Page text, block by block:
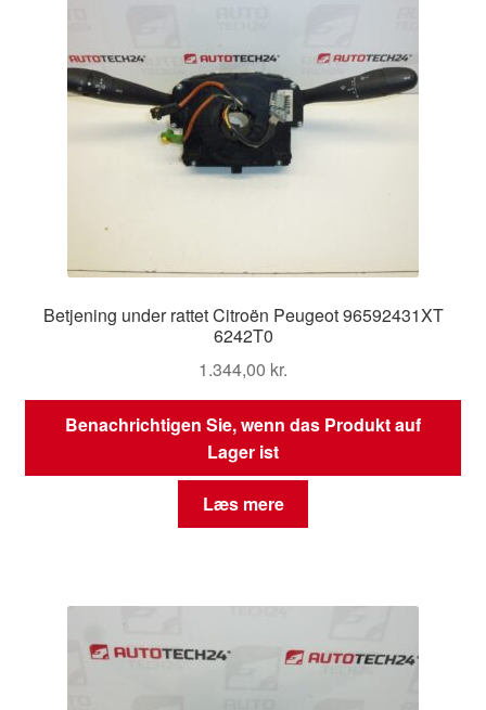
Betjening under rattet Citroën Peugeot 96592431XT
6242T0
1.344,00 kr.
Benachrichtigen Sie, wenn das Produkt auf
Lager ist
Læs mere